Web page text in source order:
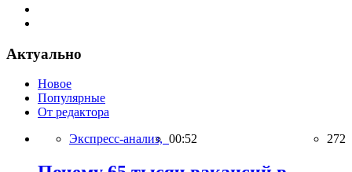
Актуально
Новое
Популярные
От редактора
Экспресс-анализ, 00:52 272